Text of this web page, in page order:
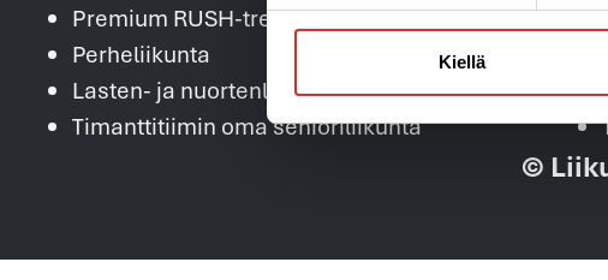
Kiellä
Premium RUSH-treeni ja FLOW-Laitepilates
Perheliikunta
Lasten- ja nuortenliikunta
Timanttitiimin oma senioriliikunta
©